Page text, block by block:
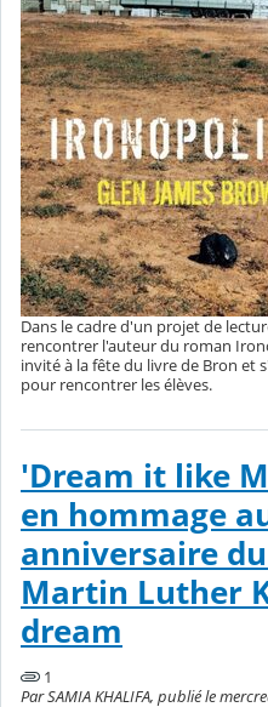
Dans le cadre d'un projet de
rencontrer l'auteur du roman
invité à la fête du livre de Bron et
pour rencontrer les élèves.
'Dream it like
en hommage
anniversaire
Martin Luther
dream
1
Par SAMIA KHALIFA, publié le